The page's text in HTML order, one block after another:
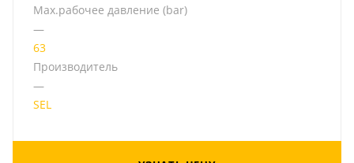
Мах.рабочее давление (bar)
—
63
Производитель
—
SEL